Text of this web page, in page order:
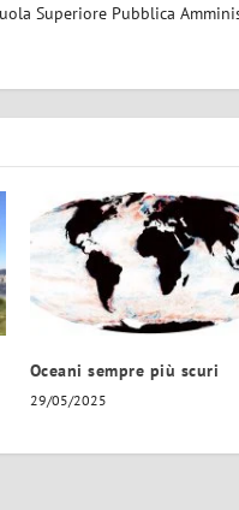
Superiore Pubblica
Oceani sempre più scuri
29/05/2025